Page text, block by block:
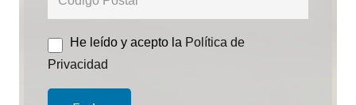
He leído y acepto la Política de
Privacidad